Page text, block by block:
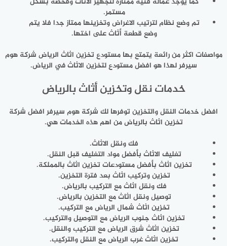
مستمر.
تم وضع نظام لترتيب الاغراض وتخزينها ممتاز جدا فلا يتم
وضع قطعة أثاث على اختها.
مواصفات اكثر من رائعة يتمتع بها مستودع تخزين اثاث الرياض شركة هوم
سيرفر لهذا هو افضل مستودع لتخزين الاثاث في الرياض.
خدمات نقل وتخزين أثاث بالرياض
افضل خدمات النقل والتخزين توفرها لك شركة هوم سيرفر افضل شركة
تخزين اثاث بالرياض من اهم هذه الخدمات هي.
فك ونقل الاثاث.
تغليف الاثاث بأفضل مواد التغليف قبل النقل.
تخزين اثاث بأفضل مستودعات تخزين اثاث بالمملكة.
تخزين وتركيب اثاث بعد فترة التخزين.
فك ونقل اثاث مع التركيب بالرياض.
توصيل ونقل اثاث مع التخزين بالرياض.
تخزين اثاث شمال الرياض مع التركيب.
تخزين اثاث جنوب الرياض مع التوصيل والتركيب.
تخزين اثاث شرق الرياض مع التركيب والنقل.
تخزين اثاث غرب الرياض مع النقل والتركيب.